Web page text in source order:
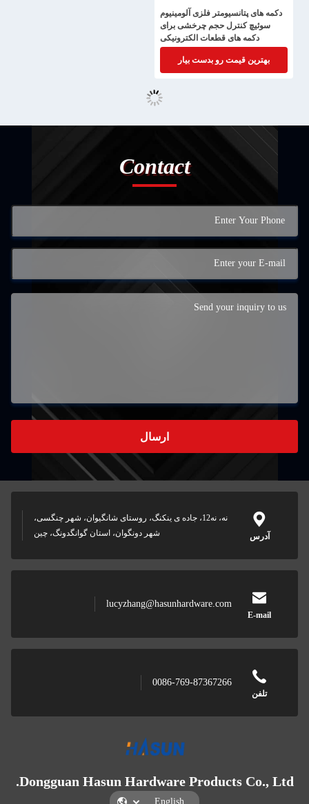
دکمه های پتانسیومتر فلزی آلومینیوم
سوئیچ کنترل حجم چرخشی برای
دکمه های قطعات الکترونیکی
بهترین قیمت رو بدست بیار
Contact
ارسال
آدرس
نه، نه12، جاده ی ینکنگ، روستای شانگیوان، شهر چنگسی،
شهر دونگوان، استان گوانگدونگ، چین
E-mail
lucyzhang@hasunhardware.com
تلفن
0086-769-87367266
Dongguan Hasun Hardware Products Co., Ltd.